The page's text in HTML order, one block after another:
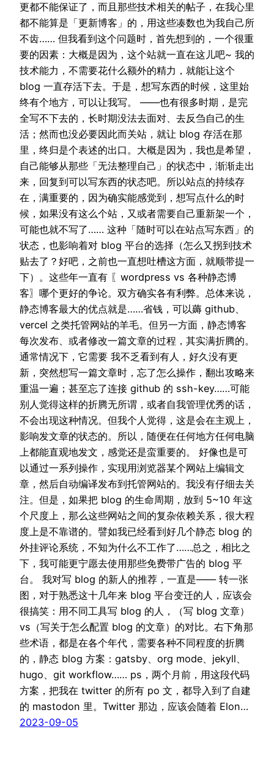
更都不能保证了，而且那些技术相关的帖子，在我心里
都不能算是「更新博客」的，用这些凑数也为我自己所
不齿…… 但我看到这个问题时，首先想到的，一个很重
要的因素：大概是因为，这个站就一直在这儿吧~ 我的
技术能力，不需要花什么额外的精力，就能让这个
blog 一直存活下去。于是，想写东西的时候，这里始
终有个地方，可以让我写。 ——也有很多时期，是完
全写不下去的，长时期没法去面对、去反刍自己的生
活；然而也没必要因此而关站，就让 blog 存活在那
里，终归是个表述的出口。大概是因为，我也是希望，
自己能够从那些「无法整理自己」的状态中，渐渐走出
来，回复到可以写东西的状态吧。所以站点的持续存
在，满重要的，因为确实能感觉到，想写点什么的时
候，如果没有这么个站，又或者需要自己重新架一个，
可能也就不写了…… 这种「随时可以在站点写东西」的
状态，也影响着对 blog 平台的选择（怎么又拐到技术
贴去了？好吧，之前也一直想吐槽这方面，就顺带提一
下）。这些年一直有 〖wordpress vs 各种静态博
客〗哪个更好的争论。双方确实各有利弊。总体来说，
静态博客最大的优点就是……省钱，可以薅 github、
vercel 之类托管网站的羊毛。但另一方面，静态博客
每次发布、或者修改一篇文章的过程，其实满折腾的。
通常情况下，它需要 我不乏看到有人，好久没有更
新，突然想写一篇文章时，忘了怎么操作，翻出攻略来
重温一遍；甚至忘了连接 github 的 ssh-key……可能
别人觉得这样的折腾无所谓，或者自我管理优秀的话，
不会出现这种情况。但我个人觉得，这是会在主观上，
影响发文章的状态的。所以，随便在任何地方任何电脑
上都能直观地发文，感觉还是蛮重要的。 好像也是可
以通过一系列操作，实现用浏览器某个网站上编辑文
章，然后自动编译发布到托管网站的。我没有仔细去关
注。但是，如果把 blog 的生命周期，放到 5~10 年这
个尺度上，那么这些网站之间的复杂依赖关系，很大程
度上是不靠谱的。譬如我已经看到好几个静态 blog 的
外挂评论系统，不知为什么不工作了……总之，相比之
下，我可能更宁愿去使用那些免费带广告的 blog 平
台。 我对写 blog 的新人的推荐，一直是—— 转一张
图，对于熟悉这十几年来 blog 平台变迁的人，应该会
很搞笑：用不同工具写 blog 的人，（写 blog 文章）
vs（写关于怎么配置 blog 的文章）的对比。右下角那
些术语，都是在各个年代，需要各种不同程度的折腾
的，静态 blog 方案：gatsby、org mode、jekyll、
hugo、git workflow…… ps，两个月前，用这段代码
方案，把我在 twitter 的所有 po 文，都导入到了自建
的 mastodon 里。Twitter 那边，应该会随着 Elon…
2023-09-05